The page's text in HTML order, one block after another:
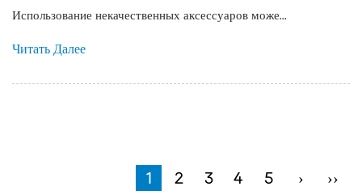
Использование некачественных аксессуаров може...
Читать Далее
1 2 3 4 5 › ››